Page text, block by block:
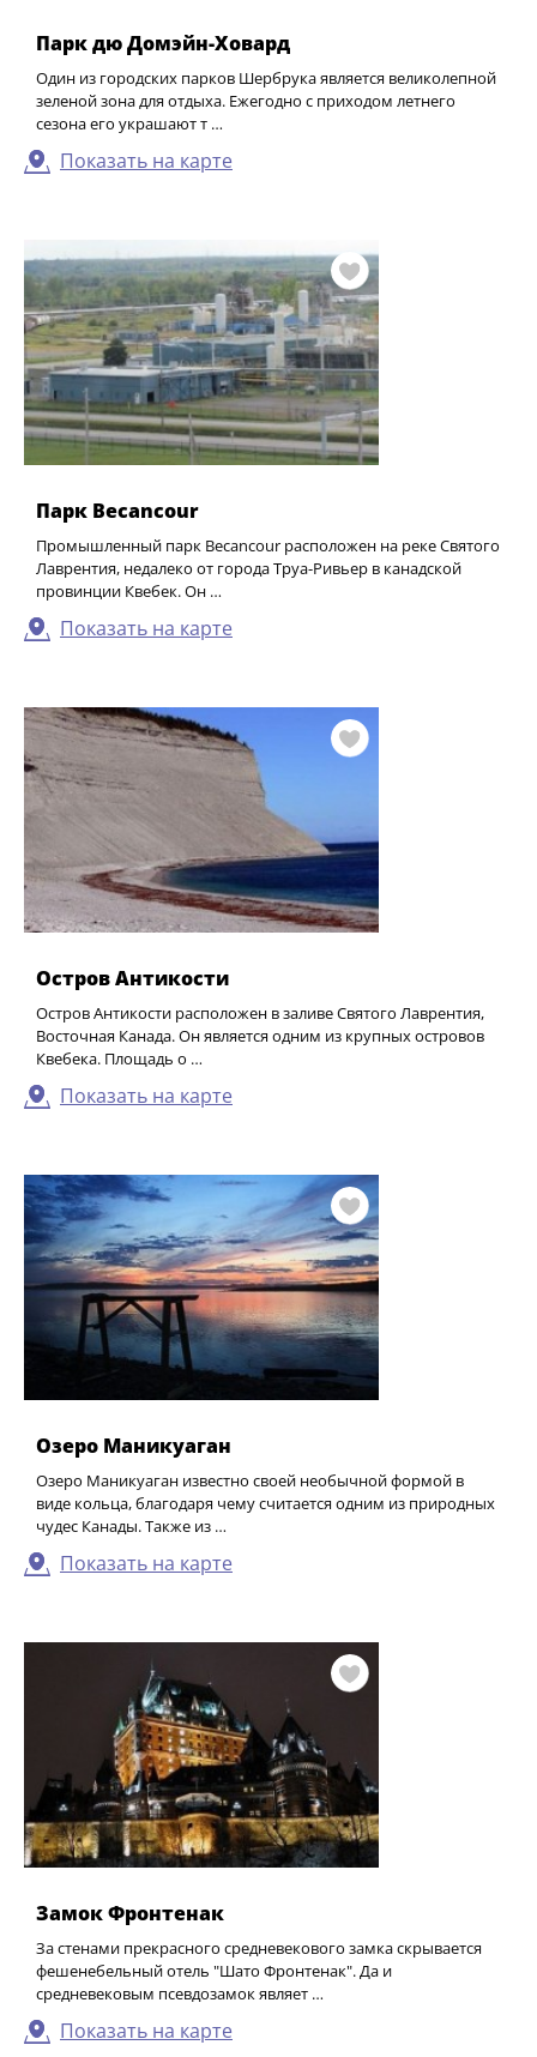
Парк дю Домэйн-Ховард
Один из городских парков Шербрука является великолепной
зеленой зона для отдыха. Ежегодно с приходом летнего
сезона его украшают т …
Показать на карте
Парк Becancour
Промышленный парк Becancour расположен на реке Святого
Лаврентия, недалеко от города Труа-Ривьер в канадской
провинции Квебек. Он …
Показать на карте
Остров Антикости
Остров Антикости расположен в заливе Святого Лаврентия,
Восточная Канада. Он является одним из крупных островов
Квебека. Площадь о …
Показать на карте
Озеро Маникуаган
Озеро Маникуаган известно своей необычной формой в
виде кольца, благодаря чему считается одним из природных
чудес Канады. Также из …
Показать на карте
Замок Фронтенак
За стенами прекрасного средневекового замка скрывается
фешенебельный отель "Шато Фронтенак". Да и
средневековым псевдозамок являет …
Показать на карте